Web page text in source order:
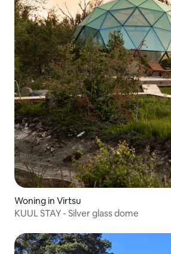
Woning in Virtsu
KUUL STAY - Silver glass dome